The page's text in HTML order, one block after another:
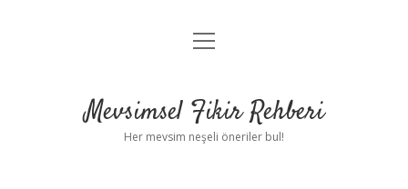
Anasayfa
Yasal Uyarı
menüyü
Mevsimsel Fikir Rehberi
Her mevsim neşeli öneriler bul!